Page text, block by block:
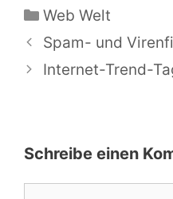
Kategorien
Web Welt
Spam- und
Internet-Trend-
Schreibe einen